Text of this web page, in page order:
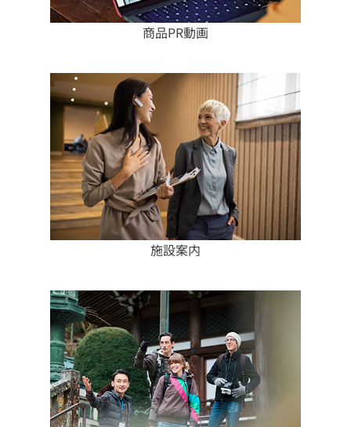
商品PR動画
施設案内